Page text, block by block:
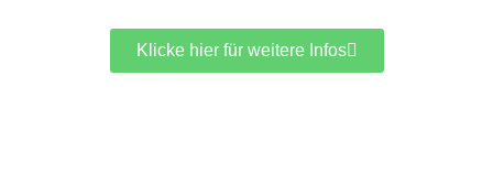
Klicke hier für weitere Infos